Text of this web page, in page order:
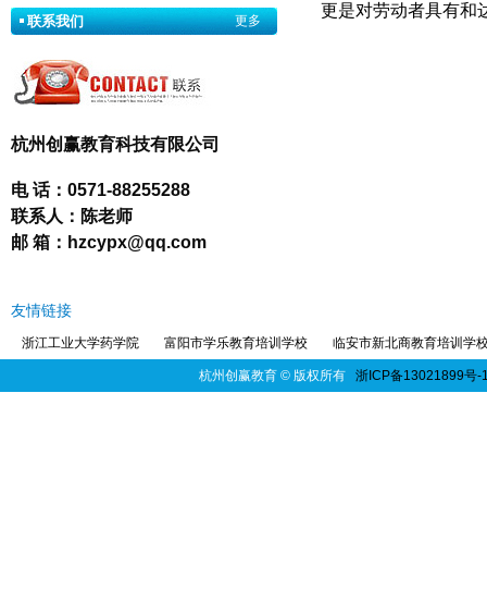
联系我们 更多
杭州创赢教育科技有限公司
电 话： 0571-88255288
联系人： 陈老师
邮 箱： hzcypx@qq.com
更是对劳动者具有和
友情链接
浙江工业大学药学院 富阳市学乐教育培训学校 临安市新北商教育培训学
杭州创赢教育 © 版权所有 浙ICP备13021899号-